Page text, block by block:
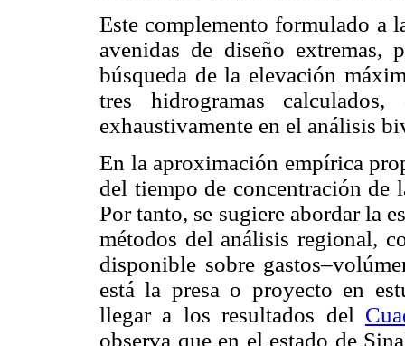
Este complemento formulado a
avenidas de diseño extremas,
búsqueda de la elevación
tres hidrogramas
exhaustivamente en el análisis
En la aproximación empírica
del tiempo de concentración de
Por tanto, se sugiere abordar la
métodos del análisis regional,
disponible sobre
está la presa o proyecto en
llegar a los resultados del
observa que en el estado de